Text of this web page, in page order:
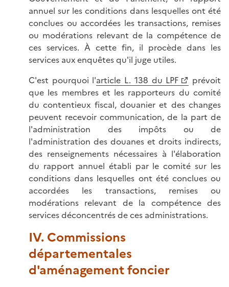
annuel sur les conditions dans lesquelles ont été
conclues ou accordées les transactions, remises
ou modérations relevant de la compétence de
ces services. À cette fin, il procède dans les
services aux enquêtes qu'il juge utiles.
C'est pourquoi l'article L. 138 du LPF
prévoit
que les membres et les rapporteurs du comité
du contentieux fiscal, douanier et des changes
peuvent recevoir communication, de la part de
l'administration des impôts ou de
l'administration des douanes et droits indirects,
des renseignements nécessaires à l'élaboration
du rapport annuel établi par le comité sur les
conditions dans lesquelles ont été conclues ou
accordées les transactions, remises ou
modérations relevant de la compétence des
services déconcentrés de ces administrations.
IV. Commissions
départementales
d'aménagement foncier